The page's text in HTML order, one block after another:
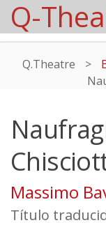
Q-
Q.Theatre >
Massimo
Título